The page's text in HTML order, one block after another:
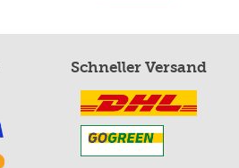
Schneller Versand